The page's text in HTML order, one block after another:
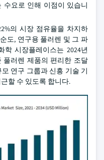
수요로 인해 이점이 있습니
의 시장 점유율을 차지하
도, 연구용 풀러렌 및 그 파
학 시장플레이스는 2024년
풀러렌 제품의 편리한 조달
연구 그룹과 신흥 기술 기
할 수 있도록 합니다.